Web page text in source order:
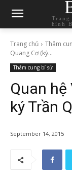
hình
Trang chủ Thâm
Quang Cơ (kỳ...
Thâm cung bí sử
Quan
ký Trần
September 14, 2015